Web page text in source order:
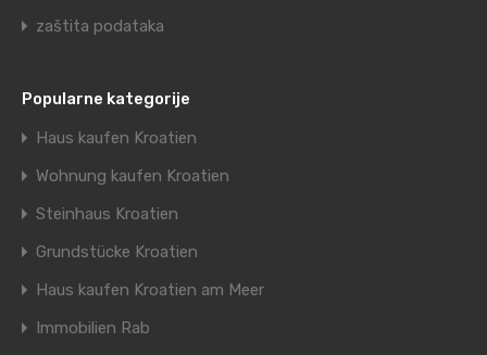
zaštita podataka
Popularne kategorije
Haus kaufen Kroatien
Wohnung kaufen Kroatien
Steinhaus Kroatien
Grundstücke Kroatien
Haus kaufen Kroatien am Meer
Immobilien Rab